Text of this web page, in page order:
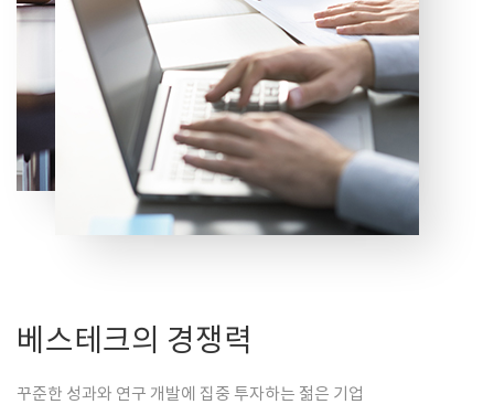
베스테크의 경쟁력
꾸준한 성과와 연구 개발에 집중 투자하는 젊은 기업